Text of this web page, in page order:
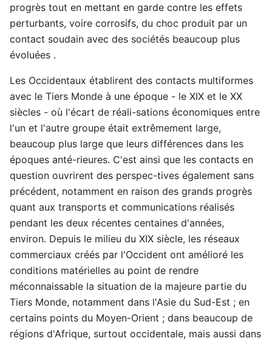
progrès tout en mettant en garde contre les effets
perturbants, voire corrosifs, du choc produit par un
contact soudain avec des sociétés beaucoup plus
évoluées .
Les Occidentaux établirent des contacts multiformes
avec le Tiers Monde à une époque - le XIX et le XX
siècles - où l'écart de réali-sations économiques entre
l'un et l'autre groupe était extrêmement large,
beaucoup plus large que leurs différences dans les
époques anté-rieures. C'est ainsi que les contacts en
question ouvrirent des perspec-tives également sans
précédent, notamment en raison des grands progrès
quant aux transports et communications réalisés
pendant les deux récentes centaines d'années,
environ. Depuis le milieu du XIX siècle, les réseaux
commerciaux créés par l'Occident ont amélioré les
conditions matérielles au point de rendre
méconnaissable la situation de la majeure partie du
Tiers Monde, notamment dans l'Asie du Sud-Est ; en
certains points du Moyen-Orient ; dans beaucoup de
régions d'Afrique, surtout occidentale, mais aussi dans